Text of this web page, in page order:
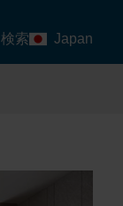
検索 Japan